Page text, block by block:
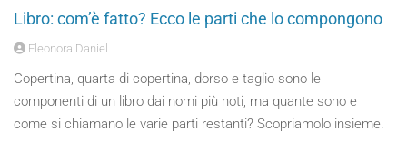
Libro: com’è fatto? Ecco le parti che lo compongono
Eleonora Daniel
Copertina, quarta di copertina, dorso e taglio sono le
componenti di un libro dai nomi più noti, ma quante sono e
come si chiamano le varie parti restanti? Scopriamolo insieme.